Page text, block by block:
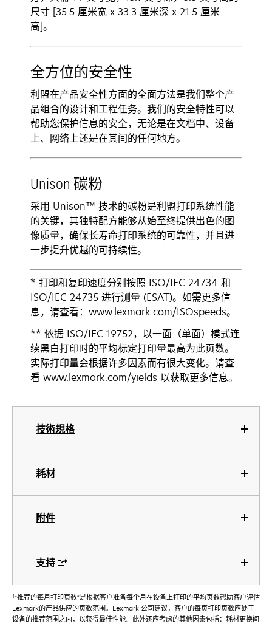
技術規格
耗材
附件
支持
尺寸 [35.5 厘米宽 x 33.3 厘米深 x 21.5 厘米
高]。
全方位的安全性
利盟在产品安全性方面的全面方法是我们整个产
品组合的设计和工程任务。我们的安全特性可以
帮助您保护信息的安全，无论是在文档中、设备
上、网络上还是在其间的任何地方。
Unison 碳粉
采用 Unison™ 技术的碳粉是利盟打印系统性能
的关键，其独特配方能够从始至终提供出色的图
像质量，确保长寿命打印系统的可靠性，并且进
一步提升优越的可持续性。
* 打印和复印速度分别按照 ISO/IEC 24734 和
ISO/IEC 24735 进行测量 (ESAT)。如需更多信
息，请查看：www.lexmark.com/ISOspeeds。
** 依据 ISO/IEC 19752，以一面（单面）模式连
续黑白打印时的平均标定打印量最高为此页数。
实际打印量会根据许多因素而有很大变化。请查
看 www.lexmark.com/yields 以获取更多信息。
†“推荐的每月打印页数”是根据客户准备每个月在设备上打印的平均页数帮助客户评估
Lexmark的产品供应的页数范围。Lexmark 公司建议，客户的每页打印页数应处于
设备的推荐范围之内，以获得最佳性能。此外还应考虑的其他因素包括：耗材更换间